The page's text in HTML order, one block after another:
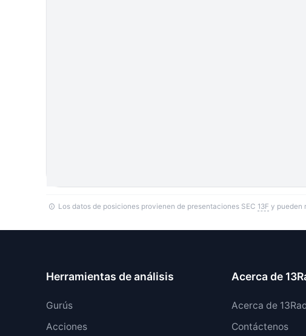
Los datos de posiciones provienen de presentaciones SEC 13F y pueden
Herramientas de análisis
Gurús
Acciones
Acerca de
Acerca de
Contáctenos